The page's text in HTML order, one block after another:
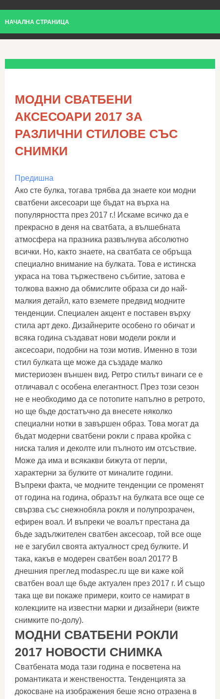
НАЧАЛНА СТРАНИЦА
МОДНИ СВАТБЕНИ
АКСЕСОАРИ 2017 ЗА
РАЗЛИЧНИ СТИЛОВЕ СЪС
СНИМКИ
Предишна
Ако сте булка, тогава трябва да знаете кои модни
сватбени аксесоари ще бъдат на върха на
популярността през 2017 г.! Искаме всичко да е
прекрасно в деня на сватбата, а вълшебната
атмосфера на празника развълнува абсолютно
всички. Но, както знаете, на сватбата се обръща
специално внимание на булката. Това е истинска
украса на това тържествено събитие, затова е
толкова важно да обмислите образа си до най-
малкия детайл, като вземете предвид модните
тенденции. Специален акцент е поставен върху
стила арт деко. Дизайнерите особено го обичат и
всяка година създават нови модели рокли и
аксесоари, подобни на този мотив. Именно в този
стил булката ще може да създаде малко
мистериозен външен вид. Ретро стилът винаги се е
отличавал с особена елегантност. През този сезон
не е необходимо да се потопите напълно в ретрото,
но ще бъде достатъчно да внесете няколко
специални нотки в завършен образ. Това могат да
бъдат модерни сватбени рокли с права кройка с
ниска талия и деколте или пълното им отсъствие.
Може да има и всякакви бижута от перли,
характерни за булките от миналите години.
Въпреки факта, че модните тенденции се променят
от година на година, образът на булката все още се
свързва със снежнобяла рокля и полупрозрачен,
ефирен воал. И въпреки че воалът престана да
бъде задължителен сватбен аксесоар, той все още
не е загубил своята актуалност сред булките. И
така, какъв е модерен сватбен воал 2017? В
днешния преглед modaspec.ru ще ви каже кой
сватбен воал ще бъде актуален през 2017 г. И също
така ще ви покаже примери, които се намират в
колекциите на известни марки и дизайнери (вижте
снимките по-долу).
МОДНИ СВАТБЕНИ РОКЛИ
2017 НОВОСТИ СНИМКА
Сватбената мода тази година е посветена на
романтиката и женствеността. Тенденцията за
докосване на изображения беше ясно отразена в